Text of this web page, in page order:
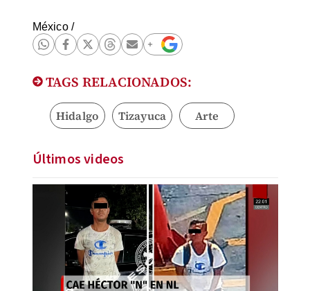
México/
TAGS RELACIONADOS:
Hidalgo Tizayuca Arte
Últimos videos